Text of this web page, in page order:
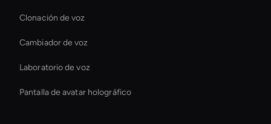
Clonación de voz
Cambiador de voz
Laboratorio de voz
Pantalla de avatar holográfico